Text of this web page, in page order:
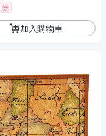
券
加入購物車